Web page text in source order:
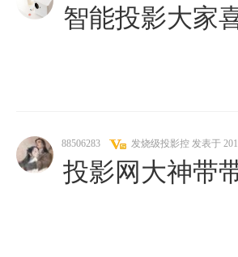
智能投影大家
88506283 发烧级投影控 发表于
投影网大神带